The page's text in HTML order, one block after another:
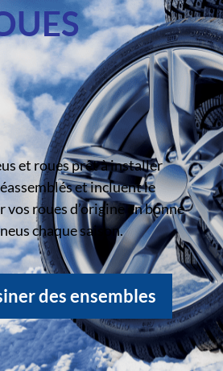
et roues prêt à installer
et incluent le
roues d’origine en bonne
chaque saison.
des ensembles